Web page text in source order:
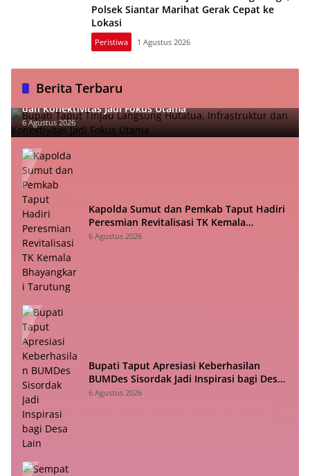
Polsek Siantar Marihat Gerak Cepat ke
Lokasi
Peristiwa 1 Agustus 2026
Berita Terbaru
Bupati Taput Tinjau Langsung Hutatua, Infrastruktur
dan Konektivitas Jadi Fokus Utama
6 Agustus 2026
Kapolda Sumut dan Pemkab Taput Hadiri
Peresmian Revitalisasi TK Kemala
Bhayangkari Tarutung
6 Agustus 2026
Bupati Taput Apresiasi Keberhasilan
BUMDes Sisordak Jadi Inspirasi bagi Desa
Lain
6 Agustus 2026